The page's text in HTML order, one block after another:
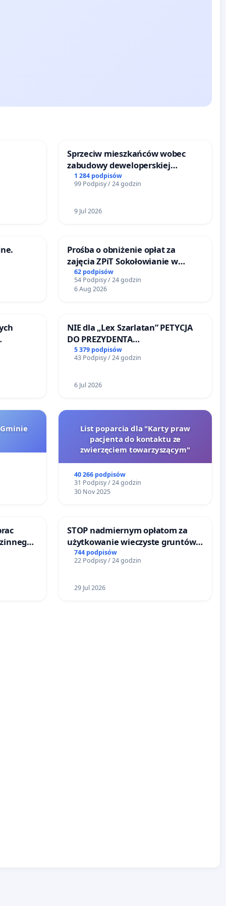
Sprzeciw mieszkańców wobec
zabudowy deweloperskiej
terenow zielonych w rejonie
Bulwarów Straceńskich w Bielsku-
1 284 podpisów
99 Podpisy / 24 godzin
9 Jul 2026
Prośba o obniżenie opłat za
zajęcia ZPiT Sokołowianie w
Sokołowskim Ośrodku Kultury
62 podpisów
54 Podpisy / 24 godzin
6 Aug 2026
NIE dla „Lex Szarlatan” PETYCJA
DO PREZYDENTA
RZECZYPOSPOLITEJ POLSKIEJ
5 379 podpisów
43 Podpisy / 24 godzin
6 Jul 2026
List poparcia dla "Karty praw
pacjenta do kontaktu ze
zwierzęciem towarzyszącym"
40 266 podpisów
31 Podpisy / 24 godzin
30 Nov 2025
STOP nadmiernym opłatom za
użytkowanie wieczyste gruntów
zajmowanych przez rodzinne
ogrody działkowe.
744 podpisów
22 Podpisy / 24 godzin
29 Jul 2026